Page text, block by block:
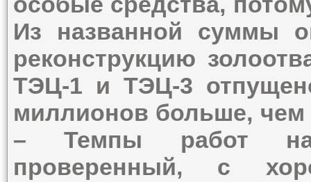
Из названной суммы
реконструкцию
ТЭЦ-1 и ТЭЦ-3
миллионов больше,
– Темпы работ нас
проверенный, с